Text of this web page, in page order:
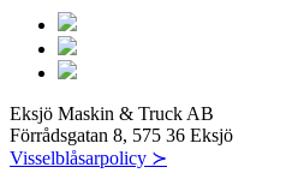
Eksjö Maskin & Truck AB
Förrådsgatan 8, 575 36 Eksjö
Visselblåsarpolicy ≻